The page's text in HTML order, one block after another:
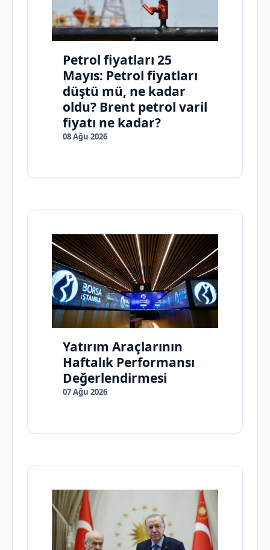
Petrol fiyatları 25
Mayıs: Petrol fiyatları
düştü mü, ne kadar
oldu? Brent petrol varil
fiyatı ne kadar?
08 Ağu 2026
Yatırım Araçlarının
Haftalık Performansı
Değerlendirmesi
07 Ağu 2026